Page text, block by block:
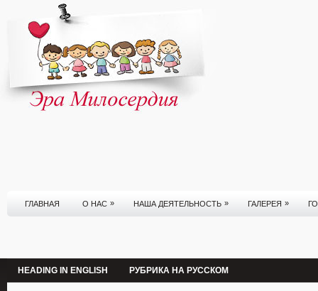
ГЛАВНАЯ О НАС » НАША ДЕЯТЕЛЬНОСТЬ » ГАЛЕРЕЯ »
HEADING IN ENGLISH РУБРИКА НА РУССКОМ